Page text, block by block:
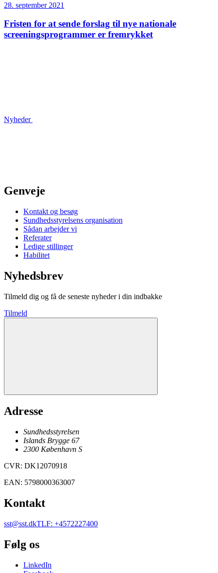
28. september 2021
Fristen for at sende forslag til nye nationale
screeningsprogrammer er fremrykket
Nyheder
Genveje
Kontakt og besøg
Sundhedsstyrelsens organisation
Sådan arbejder vi
Referater
Ledige stillinger
Habilitet
Nyhedsbrev
Tilmeld dig og få de seneste nyheder i din indbakke
Tilmeld
Adresse
Sundhedsstyrelsen
Islands Brygge 67
2300 København S
CVR: DK12070918
EAN: 5798000363007
Kontakt
sst@sst.dkTLF: +4572227400
Følg os
LinkedIn